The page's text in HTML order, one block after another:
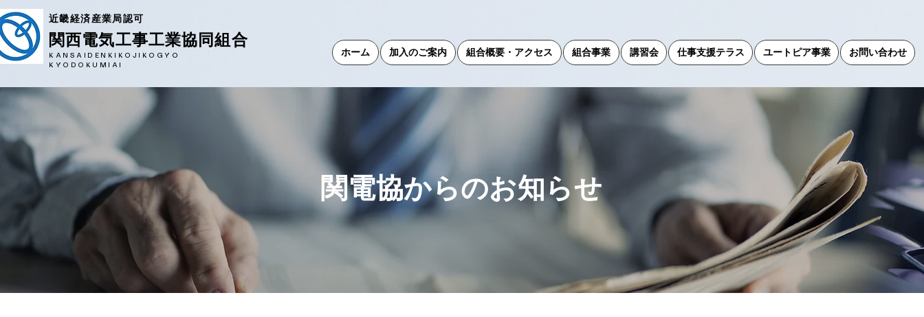
ホーム 加入のご案内 組合概要・アクセス 組合事業 講習会 仕事支援テラス ユートピア事業 お問い合わせ
近畿経済産業局認可
KANSAIDENKIKOJIKOGYO
KYODOKUMIAI
​関西電気工事工業協同組合
関電協からのお知らせ